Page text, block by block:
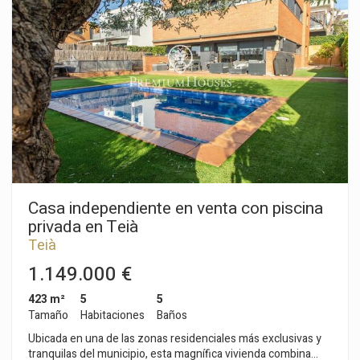
habitaciones y servicios. Segunda planta con varias
habitaciones, baños, salón, balcón exterior. Ultima planta ó
buhardilla con mucho espacio, el techo de vigas de madera en
perfecto estado, la iluminación esta a base de ventanitas con
unas vistas excelentes al mar.Esta casa señorial es
posiblemente una oportunidad para el público que busque
una propiedad de alto nivel.
Casa independiente en venta con piscina
privada en Teià
Teià
1.149.000 €
423 m²
Tamaño
5
Habitaciones
5
Baños
Ubicada en una de las zonas residenciales más exclusivas y
tranquilas del municipio, esta magnífica vivienda combina